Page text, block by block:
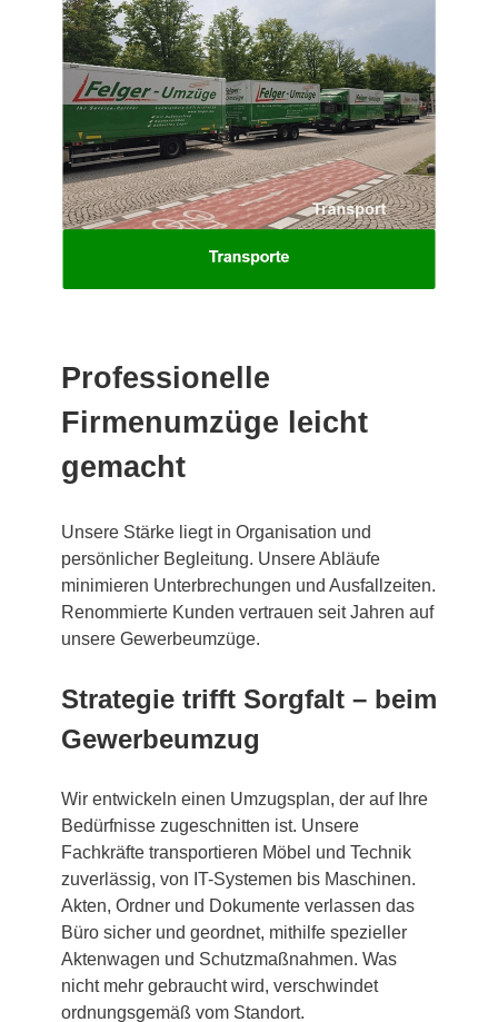
Professionelle
Firmenumzüge leicht
gemacht
Unsere Stärke liegt in Organisation und
persönlicher Begleitung. Unsere Abläufe
minimieren Unterbrechungen und Ausfallzeiten.
Renommierte Kunden vertrauen seit Jahren auf
unsere Gewerbeumzüge.
Strategie trifft Sorgfalt – beim
Gewerbeumzug
Wir entwickeln einen Umzugsplan, der auf Ihre
Bedürfnisse zugeschnitten ist. Unsere
Fachkräfte transportieren Möbel und Technik
zuverlässig, von IT-Systemen bis Maschinen.
Akten, Ordner und Dokumente verlassen das
Büro sicher und geordnet, mithilfe spezieller
Aktenwagen und Schutzmaßnahmen. Was
nicht mehr gebraucht wird, verschwindet
ordnungsgemäß vom Standort.